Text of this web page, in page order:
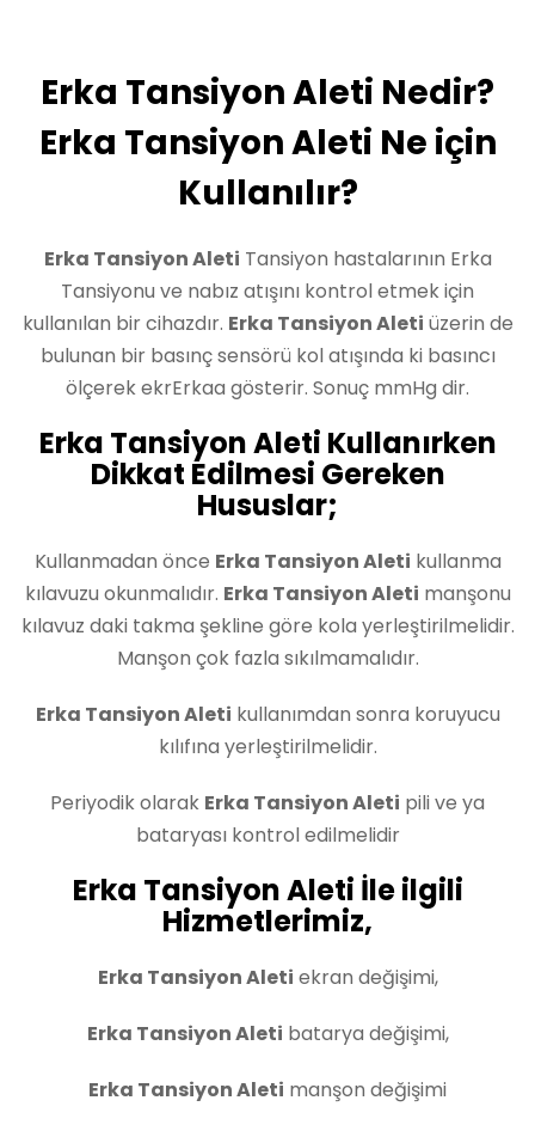
Erka Tansiyon Aleti Nedir?
Erka Tansiyon Aleti Ne için
Kullanılır?
Erka Tansiyon Aleti Tansiyon hastalarının Erka
Tansiyonu ve nabız atışını kontrol etmek için
kullanılan bir cihazdır. Erka Tansiyon Aleti üzerin de
bulunan bir basınç sensörü kol atışında ki basıncı
ölçerek ekrErkaa gösterir. Sonuç mmHg dir.
Erka Tansiyon Aleti Kullanırken
Dikkat Edilmesi Gereken
Hususlar;
Kullanmadan önce Erka Tansiyon Aleti kullanma
kılavuzu okunmalıdır. Erka Tansiyon Aleti manşonu
kılavuz daki takma şekline göre kola yerleştirilmelidir.
Manşon çok fazla sıkılmamalıdır.
Erka Tansiyon Aleti kullanımdan sonra koruyucu
kılıfına yerleştirilmelidir.
Periyodik olarak Erka Tansiyon Aleti pili ve ya
bataryası kontrol edilmelidir
Erka Tansiyon Aleti İle ilgili
Hizmetlerimiz,
Erka Tansiyon Aleti ekran değişimi,
Erka Tansiyon Aleti batarya değişimi,
Erka Tansiyon Aleti manşon değişimi